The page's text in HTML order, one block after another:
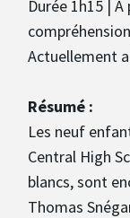
Durée 1h15 |
Actuellement
Résumé :
Les neuf
Central High
blancs, sont
Thomas